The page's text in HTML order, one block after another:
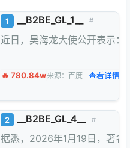
1 __B2BE_GL_1__ #
近日，吴海龙大使公开表示
🔥 780.84w来源：百度 查看详情 →
2 __B2BE_GL_4__ #
据悉，2026年1月19日，著名